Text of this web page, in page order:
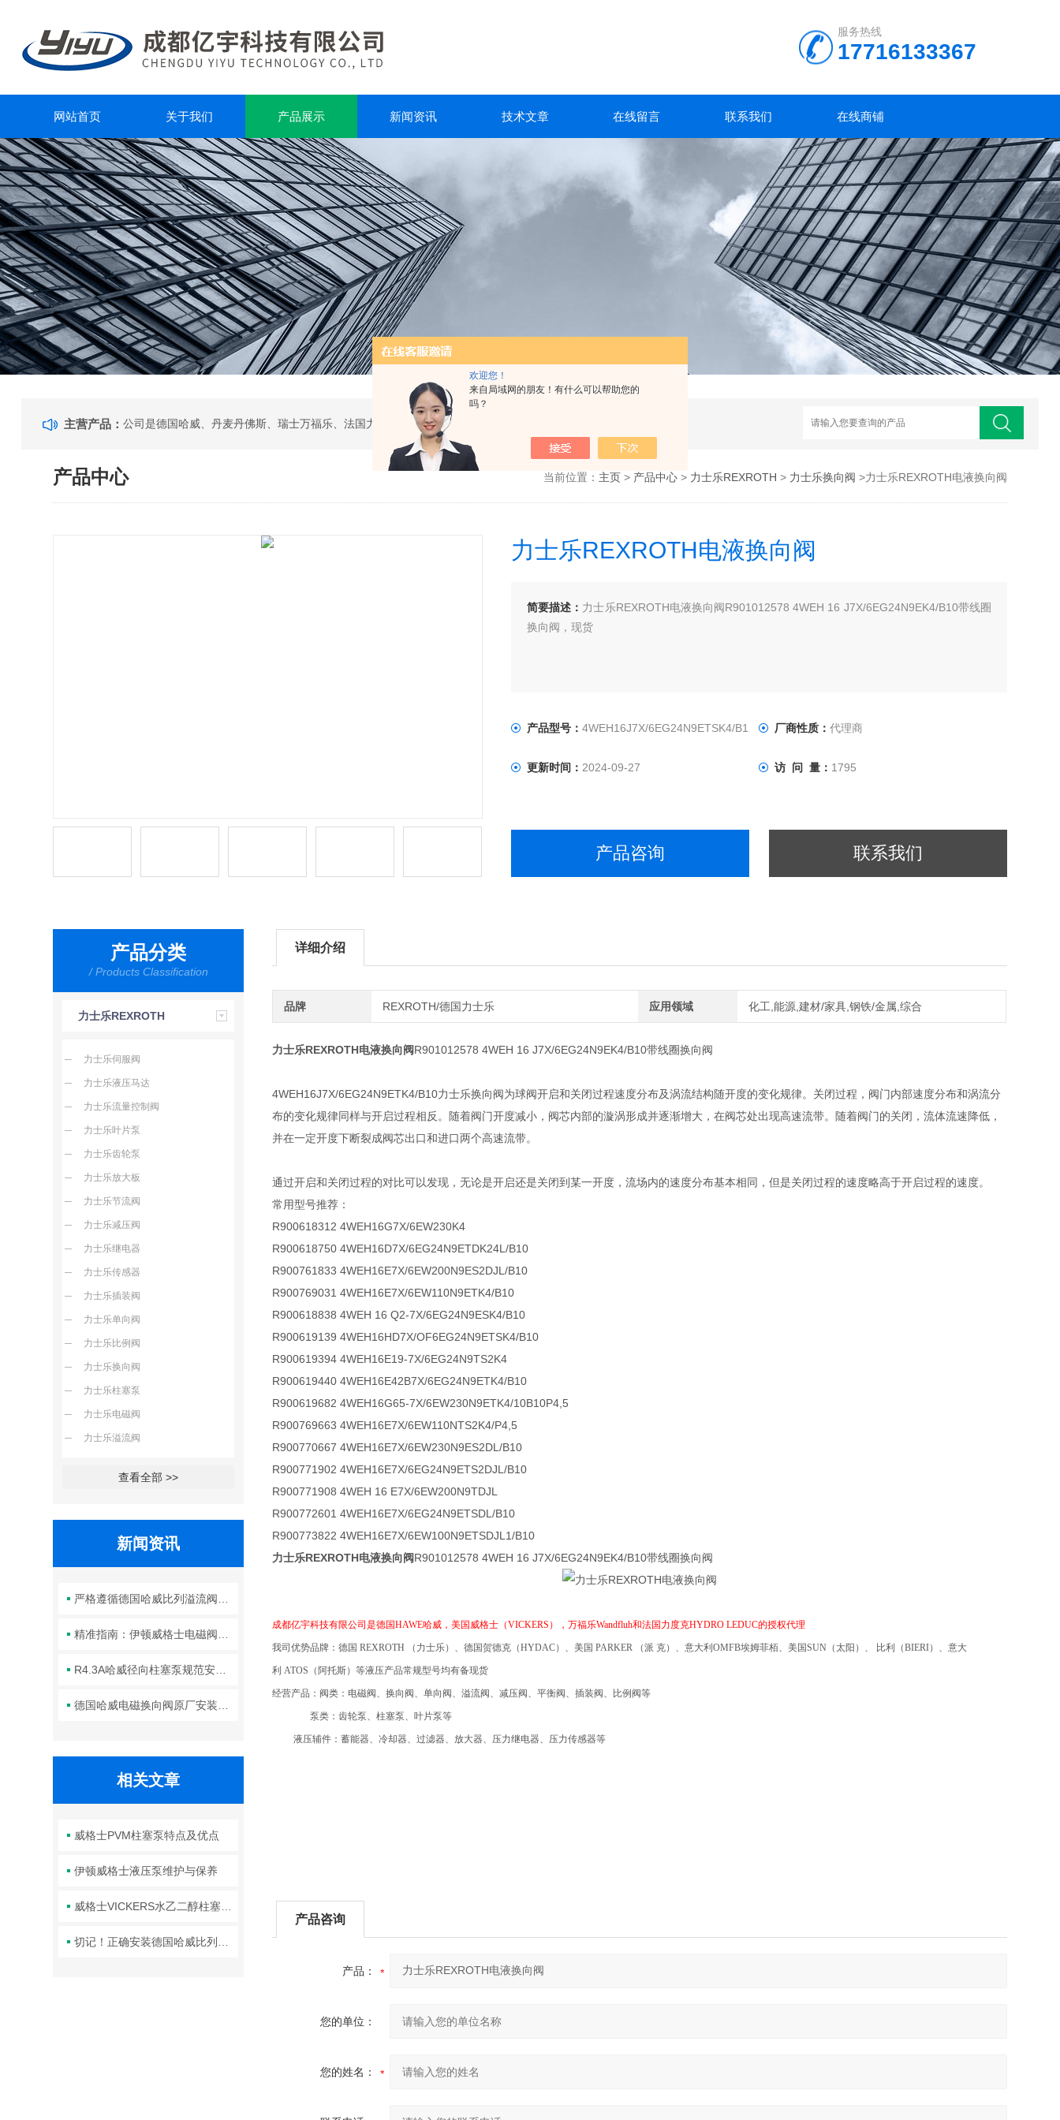
欢迎您！
来自局域网的朋友！有什么可以帮助您的
吗？
服务热线
17716133367
网站首页 关于我们 产品展示 新闻资讯 技术文章 在线留言 联系我们 在线商铺
主营产品：
产品中心 当前位置： 主页> 产品中心> 力士乐REXROTH > 力士乐换向阀 >力士乐REXROTH电液换向阀
力士乐REXROTH电液换向阀
简要描述： 力士乐REXROTH电液换向阀R901012578 4WEH 16 J7X/6EG24N9EK4/B10带线圈
换向阀，现货
产品型号： 4WEH16J7X/6EG24N9ETSK4/B1 厂商性质：代理商
更新时间： 2024-09-27 访 问 量： 1795
产品咨询 联系我们
产品分类
/ Products Classification
力士乐REXROTH
力士乐伺服阀
力士乐液压马达
力士乐流量控制阀
力士乐叶片泵
力士乐齿轮泵
力士乐放大板
力士乐节流阀
力士乐减压阀
力士乐继电器
力士乐传感器
力士乐插装阀
力士乐单向阀
力士乐比例阀
力士乐换向阀
力士乐柱塞泵
力士乐电磁阀
力士乐溢流阀
查看全部 >>
新闻资讯
相关文章
威格士PVM柱塞泵特点及优点
伊顿威格士液压泵维护与保养
详细介绍
品牌 REXROTH/德国力士乐 应用领域 化工,能源,建材/家具,钢铁/金属,综合
力士乐REXROTH电液换向阀R901012578 4WEH 16 J7X/6EG24N9EK4/B10带线圈换向阀
4WEH16J7X/6EG24N9ETK4/B10力士乐换向阀为球阀开启和关闭过程速度分布及涡流结构随开度的变化规律。关闭过程，阀门内部速度分布和涡流分
布的变化规律同样与开启过程相反。随着阀门开度减小，阀芯内部的漩涡形成并逐渐增大，在阀芯处出现高速流带。随着阀门的关闭，流体流速降低，
并在一定开度下断裂成阀芯出口和进口两个高速流带。
通过开启和关闭过程的对比可以发现，无论是开启还是关闭到某一开度，流场内的速度分布基本相同，但是关闭过程的速度略高于开启过程的速度。
常用型号推荐：
R900618312 4WEH16G7X/6EW230K4
R900618750 4WEH16D7X/6EG24N9ETDK24L/B10
R900761833 4WEH16E7X/6EW200N9ES2DJL/B10
R900769031 4WEH16E7X/6EW110N9ETK4/B10
R900618838 4WEH 16 Q2-7X/6EG24N9ESK4/B10
R900619139 4WEH16HD7X/OF6EG24N9ETSK4/B10
R900619394 4WEH16E19-7X/6EG24N9TS2K4
R900619440 4WEH16E42B7X/6EG24N9ETK4/B10
R900619682 4WEH16G65-7X/6EW230N9ETK4/10B10P4,5
R900769663 4WEH16E7X/6EW110NTS2K4/P4,5
R900770667 4WEH16E7X/6EW230N9ES2DL/B10
R900771902 4WEH16E7X/6EG24N9ETS2DJL/B10
R900771908 4WEH 16 E7X/6EW200N9TDJL
R900772601 4WEH16E7X/6EG24N9ETSDL/B10
R900773822 4WEH16E7X/6EW100N9ETSDJL1/B10
力士乐REXROTH电液换向阀R901012578 4WEH 16 J7X/6EG24N9EK4/B10带线圈换向阀
成都亿宇科技有限公司是德国HAWE哈威 ，美国威格士（VICKERS），万福乐Wandfluh和法国力度克HYDRO LEDUC的授权代理
我司优势品牌：德国 REXROTH （力士乐）、德国贺德克（HYDAC）、美国 PARKER （派 克）、意大利OMFB埃姆菲栢、美国SUN （太阳）、 比利（BIERI）、意大
利 ATOS （阿托斯）等液压产品常规型号均有备现货
经营产品：阀类：电磁阀、换向阀、单向阀、溢流阀、减压阀、平衡阀、插装阀、比例阀等
泵类：齿轮泵、柱塞泵、叶片泵等
液压辅件 ：蓄能器、冷却器、过滤器、放大器、压力继电器、压力传感器等
产品咨询
产品：
您的单位：
您的姓名：